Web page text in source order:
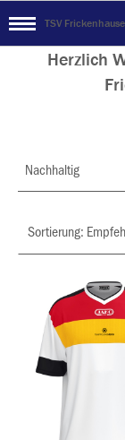
TSV
Herzlich
Nachhaltig